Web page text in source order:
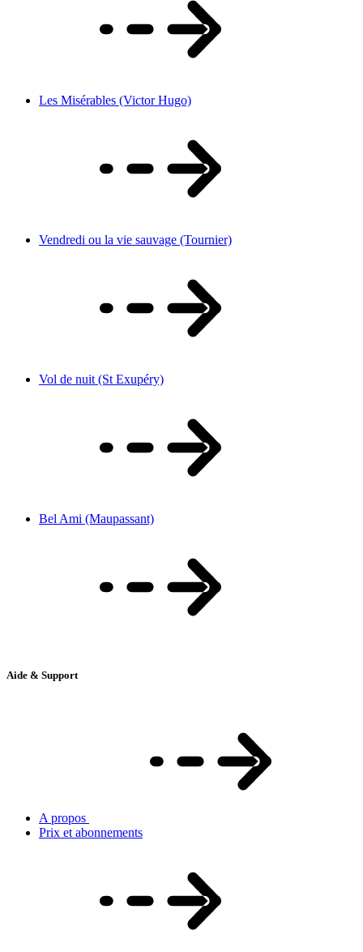
Les Misérables (Victor Hugo)
Vendredi ou la vie sauvage (Tournier)
Vol de nuit (St Exupéry)
Bel Ami (Maupassant)
Aide & Support
A propos
Prix et abonnements